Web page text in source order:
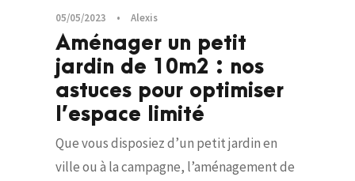
05/05/2023 • Alexis
Aménager un petit
jardin de 10m2 : nos
astuces pour optimiser
l’espace limité
Que vous disposiez d’un petit jardin en
ville ou à la campagne, l’aménagement de